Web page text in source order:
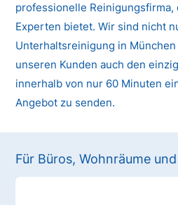
professionelle Reinigungsfirma,
Experten bietet. Wir sind nicht
Unterhaltsreinigung in
unseren Kunden auch den
innerhalb von nur 60 Minuten
Angebot zu senden.
Für Büros, Wohnräume